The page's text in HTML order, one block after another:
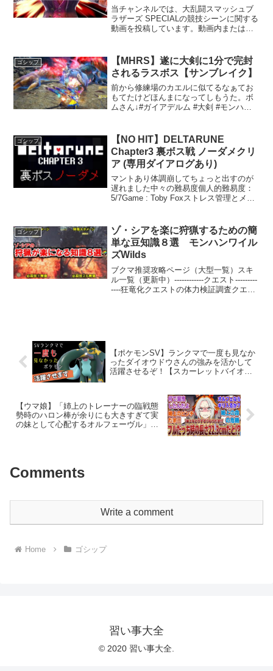
る【みる カズヤ/選手紹介/ハイラ
イト】
当チャンネルでは、大乱闘スマッシュブ
ラザーズ SPECIALの競技シーンに関する
動画を投稿しています。動画内または概
加え、独自性のあるコンテンツとして、
コミュニティへの...
ゴシップ
【MHRS】遂に大剣に1分で完封
されるラスボス【サンブレイク】
前から修練場のカエルに似てるなぁてお
もてたけどほんまになってしもうた。ボ
ムさん↓#ガイアデルム #大剣 #モンハン
チャンネル登録、高評価、コメ...
ゴシップ
【NO HIT】DELTARUNE
Chapter3 裏ボス戦 ノーダメクリ
ア (専用ダイアログあり)
マントあり体調崩してちょっと出すのが
遅れました中々の難易度個人的難易度：
5/7Game : Toby Foxストレス管理とメン
悩まされています。仕事や家庭の責任、
さらに...
ゴシップ
ゾ・シアを楽に狩猟するための簡
単な豆知識８選 モンハンワイル
ズWilds
ブクマ推奨攻略ページ（大型一覧）スキ
ル一覧（更新中）------------クエスト---------
----狂竜化クエストの体力検証調査クエス
【ポケモンSV】ランクマで一度も見なか
ったダイオウドウさんの強みを活かして
活躍させるぞ！【スカーレットバイオレ
【ウマ娘】「姉上のトレーナーの臨戦態
勢時のハロン棒が余りにも大きすぎて実
の妹として心配するオルフェーヴル」に
Comments
Write a comment
Home ゴシップ
習い事大全
© 2020 習い事大全.